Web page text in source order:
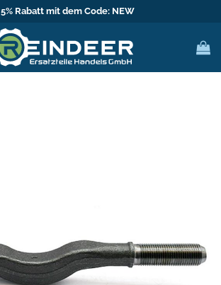
5% Rabatt mit dem Code: NEW